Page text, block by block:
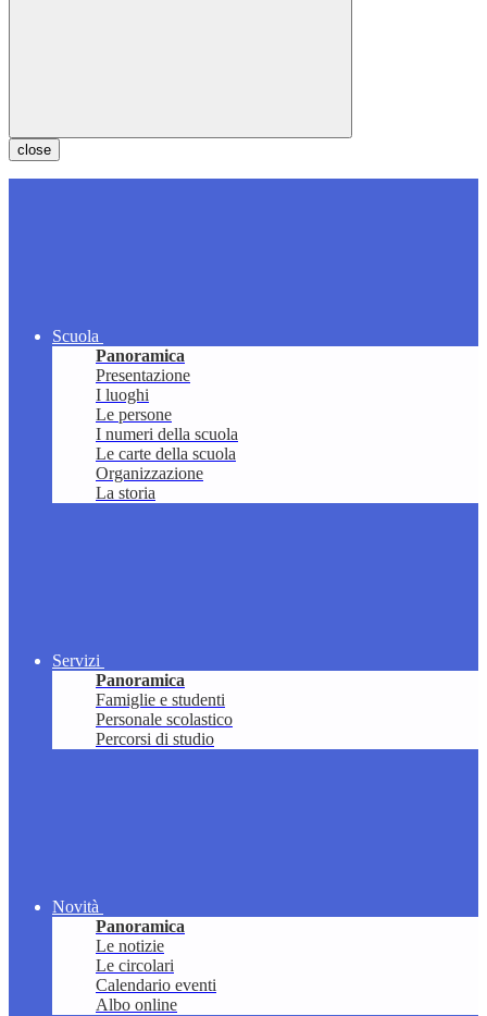
close
Scuola
Panoramica
Presentazione
I luoghi
Le persone
I numeri della scuola
Le carte della scuola
Organizzazione
La storia
Servizi
Panoramica
Famiglie e studenti
Personale scolastico
Percorsi di studio
Novità
Panoramica
Le notizie
Le circolari
Calendario eventi
Albo online